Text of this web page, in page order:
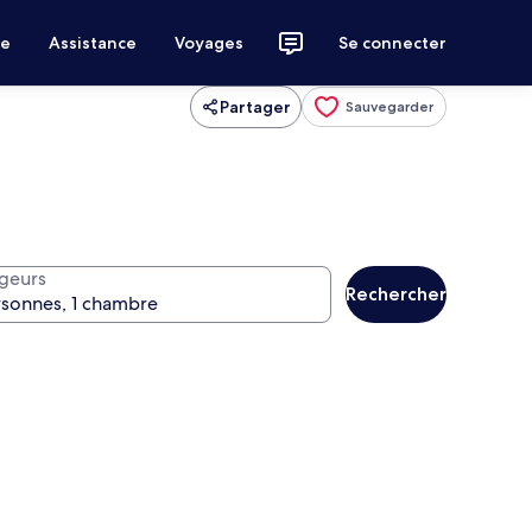
Assistance Voyages Se connecter
Partager Sauvegarder
Rechercher